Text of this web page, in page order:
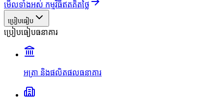
មើលទាំងអស់ កម្មវិធីឥតគិតថ្លៃ
ប្រៀបធៀប
ប្រៀបធៀបធនាគារ
អត្រា និងផលិតផលធនាគារ